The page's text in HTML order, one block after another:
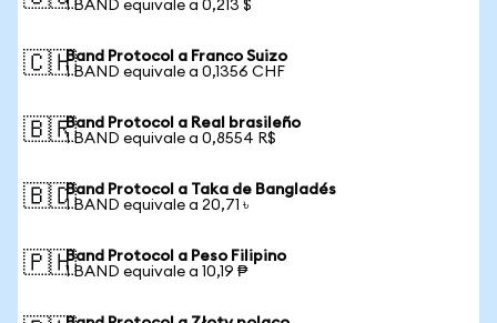
1 BAND equivale a 0,213 $
🇨🇭Band Protocol a Franco Suizo
1 BAND equivale a 0,1356 CHF
🇧🇷Band Protocol a Real brasileño
1 BAND equivale a 0,8554 R$
🇧🇩Band Protocol a Taka de Bangladés
1 BAND equivale a 20,71 ৳
🇵🇭Band Protocol a Peso Filipino
1 BAND equivale a 10,19 ₱